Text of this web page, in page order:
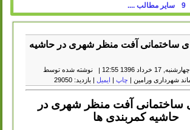
9 سایر مطالب ....
ساختمانی آفت منظر شهری در حاشیه
خرداد 1396 12:55 |
نوشته شده توسط
شهرداری ورامین | چاپ | ایمیل | بازدید: 29050
ساختمانی آفت منظر شهری در
حاشیه کمربندی ها